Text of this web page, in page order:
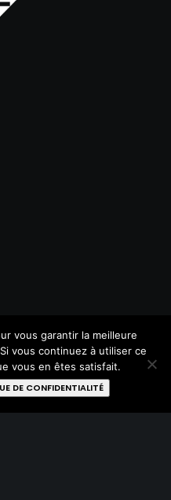
vous garantir la meilleure
vous continuez à utiliser ce
vous en êtes satisfait.
DE CONFIDENTIALITÉ